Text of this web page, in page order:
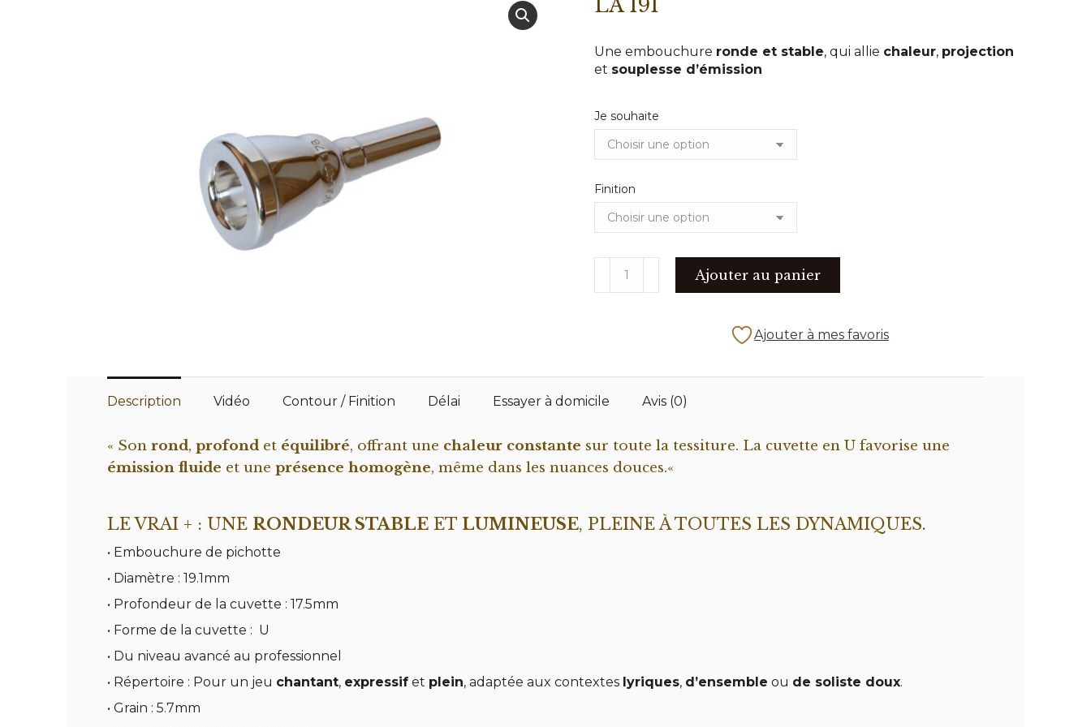
LA 191
Une embouchure ronde et stable, qui allie chaleur, projection
et souplesse d’émission
Je souhaite
Finition
Ajouter au panier
Ajouter à mes favoris
Description Vidéo Contour / Finition Délai Essayer à domicile Avis (0)
« Son rond, profond et équilibré, offrant une chaleur constante sur toute la tessiture. La cuvette en U favorise une
émission fluide et une présence homogène, même dans les nuances douces.«
LE VRAI + : UNE RONDEUR STABLE ET LUMINEUSE, PLEINE À TOUTES LES DYNAMIQUES.
• Embouchure de pichotte
• Diamètre : 19.1mm
• Profondeur de la cuvette : 17.5mm
• Forme de la cuvette : U
• Du niveau avancé au professionnel
• Répertoire : Pour un jeu chantant, expressif et plein, adaptée aux contextes lyriques, d’ensemble ou de soliste doux.
• Grain : 5.7mm